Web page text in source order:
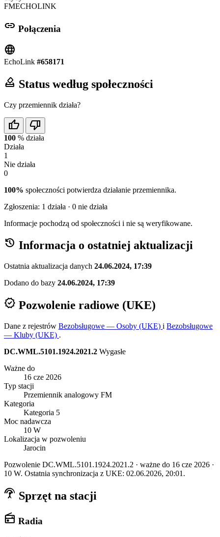
FMECHOLINK
link Połączenia
language
EchoLink #658171
how_to_vote Status według społeczności
Czy przemiennik działa?
thumb_up thumb_down
100 % działa
Działa
1
Nie działa
0
100% społeczności potwierdza działanie przemiennika.
Zgłoszenia: 1 działa · 0 nie działa
Informacje pochodzą od społeczności i nie są weryfikowane.
history Informacja o ostatniej aktualizacji
Ostatnia aktualizacja danych 24.06.2024, 17:39
Dodano do bazy 24.06.2024, 17:39
verified Pozwolenie radiowe (UKE)
Dane z rejestrów Bezobsługowe — Osoby (UKE) i Bezobsługowe
— Kluby (UKE) .
DC.WML.5101.1924.2021.2 Wygasłe
Ważne do
16 cze 2026
Typ stacji
Przemiennik analogowy FM
Kategoria
Kategoria 5
Moc nadawcza
10 W
Lokalizacja w pozwoleniu
Jarocin
Pozwolenie DC.WML.5101.1924.2021.2 · ważne do 16 cze 2026 ·
10 W. Ostatnia synchronizacja z UKE: 02.06.2026, 20:01.
settings_input_antenna Sprzęt na stacji
radio Radia